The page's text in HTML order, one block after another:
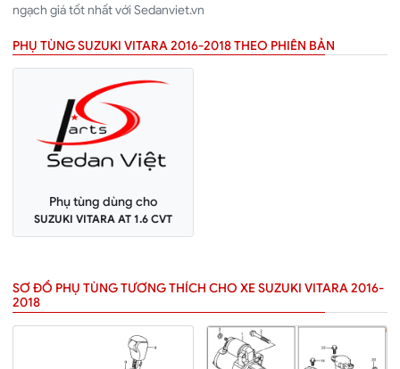
ngạch giá tốt nhất với Sedanviet.vn
PHỤ TÙNG SUZUKI VITARA 2016-2018 THEO PHIÊN BẢN
Phụ tùng dùng cho
SUZUKI VITARA AT 1.6 CVT
SƠ ĐỒ PHỤ TÙNG TƯƠNG THÍCH CHO XE SUZUKI VITARA 2016-
2018